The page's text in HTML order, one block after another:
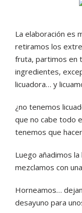
La elaboración es
retiramos los
fruta, partimos en
ingredientes,
licuadora… y
¿no tenemos
que no cabe todo
tenemos que
Luego añadimos
mezclamos con
Horneamos…
desayuno para